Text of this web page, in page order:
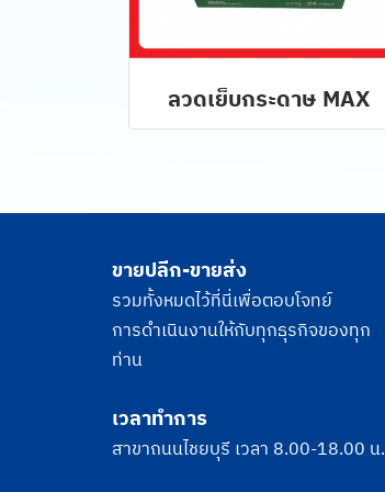
ลวดเย็บกระดาษ MAX
ขายปลีก-ขายส่ง
รวมทั้งหมดไว้ที่นี่เพื่อตอบโจทย์
การดำเนินงานให้กับทุกธุรกิจของทุก
ท่าน
เวลาทำการ
สาขาถนนไชยบุรี เวลา 8.00-18.00 น.